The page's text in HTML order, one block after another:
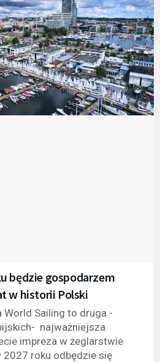
będzie gospodarzem
w historii Polski
Sailing to druga -
najważniejsza
impreza w żeglarstwie
roku odbędzie się